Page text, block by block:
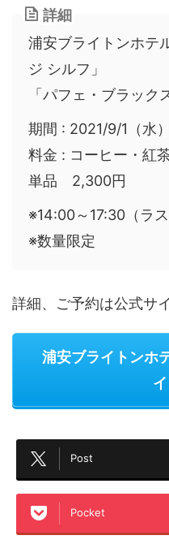
詳細
浦安ブライトンホテ
ジ シルフ」
「パフェ・ブラック
期間 : 2021/9/1（水
料金 : コーヒー・紅
単品 2,300円
※14:00～17:30（ラス
※数量限定
詳細、ご予約は公式サ
浦安ブライトンホ
Post
Pocket